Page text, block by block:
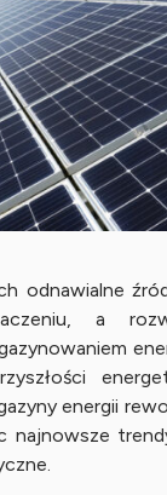
odnawialne
a
energii
najnowsze